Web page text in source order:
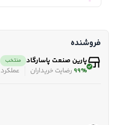
فروشنده
پارین صنعت پاسارگاد منتخب
99% رضایت خریداران عملکرد